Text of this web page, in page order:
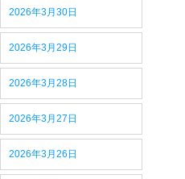
2026年3月30日
2026年3月29日
2026年3月28日
2026年3月27日
2026年3月26日